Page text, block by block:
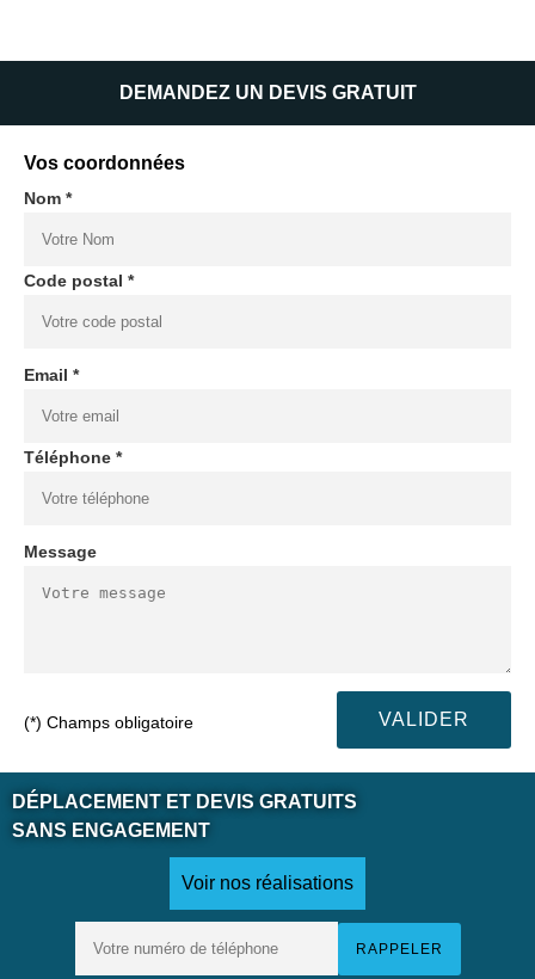
DEMANDEZ UN DEVIS GRATUIT
Vos coordonnées
Nom *
Code postal *
Email *
Téléphone *
Message
(*) Champs obligatoire
DÉPLACEMENT ET DEVIS GRATUITS
SANS ENGAGEMENT
Voir nos réalisations